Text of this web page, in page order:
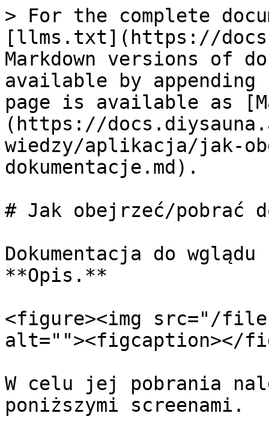
> For the complete
[llms.txt](https://
Markdown versions of
available by
page is available as
(https://
wiedzy/aplikacja/jak-
dokumentacje.md).
# Jak obejrzeć/pobrać
Dokumentacja do
**Opis.**
<figure><img src="/files/
alt=""><figcaption></
W celu jej pobrania
poniższymi screenami.